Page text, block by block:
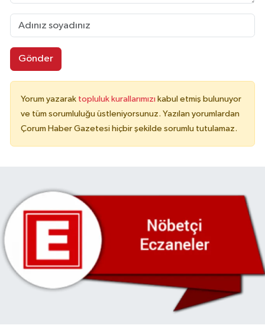
Gönder
Yorum yazarak topluluk kurallarımızı kabul etmiş bulunuyor
ve tüm sorumluluğu üstleniyorsunuz. Yazılan yorumlardan
Çorum Haber Gazetesi hiçbir şekilde sorumlu tutulamaz.